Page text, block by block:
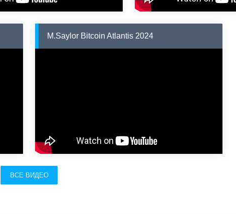
M.Saylor Bitcoin Atlantis 2024
ВСЕ ВИДЕО